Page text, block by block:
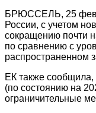
БРЮССЕЛЬ, 25 фев
России, с учетом
сокращению почти
по сравнению с
распространенном
ЕК также
(по состоянию на
ограничительные